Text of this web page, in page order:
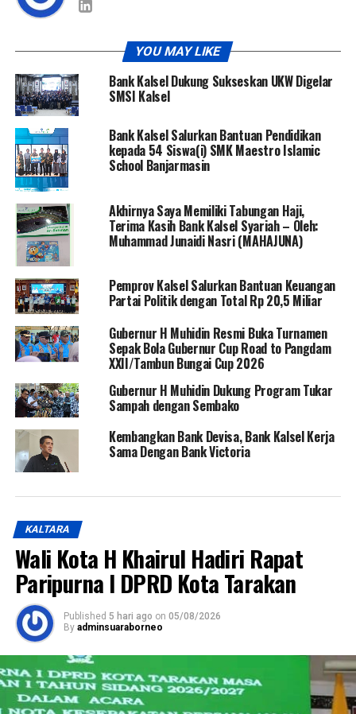
YOU MAY LIKE
Bank Kalsel Dukung Sukseskan UKW Digelar
SMSI Kalsel
Bank Kalsel Salurkan Bantuan Pendidikan
kepada 54 Siswa(i) SMK Maestro Islamic
School Banjarmasin
Akhirnya Saya Memiliki Tabungan Haji,
Terima Kasih Bank Kalsel Syariah – Oleh:
Muhammad Junaidi Nasri (MAHAJUNA)
Pemprov Kalsel Salurkan Bantuan Keuangan
Partai Politik dengan Total Rp 20,5 Miliar
Gubernur H Muhidin Resmi Buka Turnamen
Sepak Bola Gubernur Cup Road to Pangdam
XXII/Tambun Bungai Cup 2026
Gubernur H Muhidin Dukung Program Tukar
Sampah dengan Sembako
Kembangkan Bank Devisa, Bank Kalsel Kerja
Sama Dengan Bank Victoria
KALTARA
Wali Kota H Khairul Hadiri Rapat
Paripurna I DPRD Kota Tarakan
Published 5 hari ago on 05/08/2026
By adminsuaraborneo